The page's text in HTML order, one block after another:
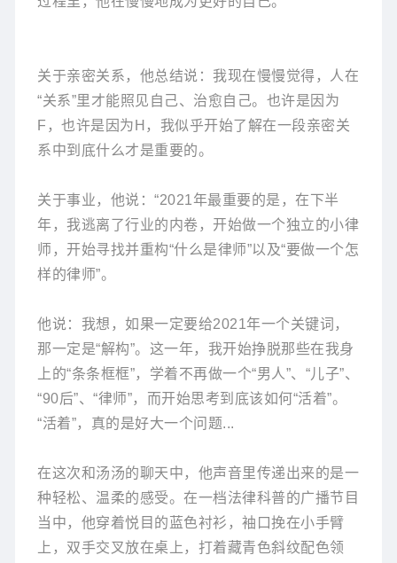
关于亲密关系，他总结说：我现在慢慢觉得，人在
“关系”里才能照见自己、治愈自己。也许是因为
F，也许是因为H，我似乎开始了解在一段亲密关
系中到底什么才是重要的。
关于事业，他说：“2021年最重要的是，在下半
年，我逃离了行业的内卷，开始做一个独立的小律
师，开始寻找并重构“什么是律师”以及“要做一个怎
样的律师”。
他说：我想，如果一定要给2021年一个关键词，
那一定是“解构”。这一年，我开始挣脱那些在我身
上的“条条框框”，学着不再做一个“男人”、“儿子”、
“90后”、“律师”，而开始思考到底该如何“活着”。
“活着”，真的是好大一个问题...
在这次和汤汤的聊天中，他声音里传递出来的是一
种轻松、温柔的感受。在一档法律科普的广播节目
当中，他穿着悦目的蓝色衬衫，袖口挽在小手臂
上，双手交叉放在桌上，打着藏青色斜纹配色领